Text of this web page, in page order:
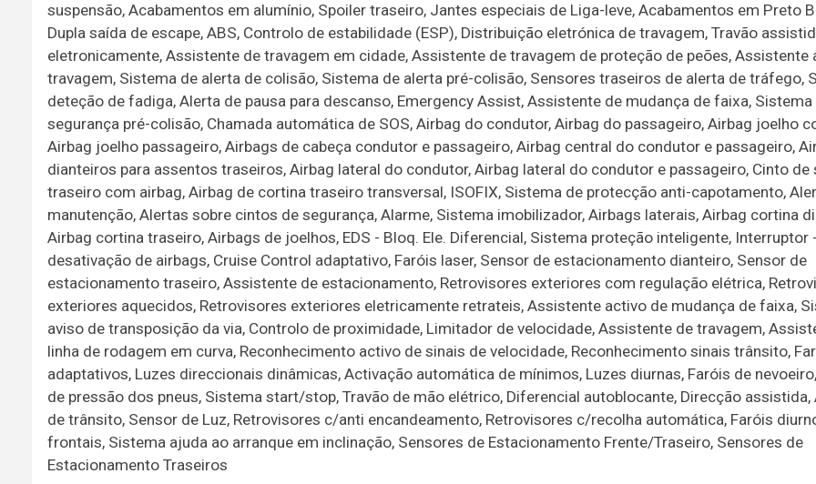
suspensão, Acabamentos em alumínio, Spoiler traseiro, Jantes especiais de Liga-leve, Acabamentos em Preto
Dupla saída de escape, ABS, Controlo de estabilidade (ESP), Distribuição eletrónica de travagem, Travão
eletronicamente, Assistente de travagem em cidade, Assistente de travagem de proteção de peões, Assistente
travagem, Sistema de alerta de colisão, Sistema de alerta pré-colisão, Sensores traseiros de alerta de tráfego,
deteção de fadiga, Alerta de pausa para descanso, Emergency Assist, Assistente de mudança de faixa, Sistema
segurança pré-colisão, Chamada automática de SOS, Airbag do condutor, Airbag do passageiro, Airbag joelho
Airbag joelho passageiro, Airbags de cabeça condutor e passageiro, Airbag central do condutor e passageiro,
dianteiros para assentos traseiros, Airbag lateral do condutor, Airbag lateral do condutor e passageiro, Cinto de
traseiro com airbag, Airbag de cortina traseiro transversal, ISOFIX, Sistema de protecção anti-capotamento,
manutenção, Alertas sobre cintos de segurança, Alarme, Sistema imobilizador, Airbags laterais, Airbag cortina
Airbag cortina traseiro, Airbags de joelhos, EDS - Bloq. Ele. Diferencial, Sistema proteção inteligente, Interruptor
desativação de airbags, Cruise Control adaptativo, Faróis laser, Sensor de estacionamento dianteiro, Sensor de
estacionamento traseiro, Assistente de estacionamento, Retrovisores exteriores com regulação elétrica,
exteriores aquecidos, Retrovisores exteriores eletricamente retrateis, Assistente activo de mudança de faixa,
aviso de transposição da via, Controlo de proximidade, Limitador de velocidade, Assistente de travagem,
linha de rodagem em curva, Reconhecimento activo de sinais de velocidade, Reconhecimento sinais trânsito,
adaptativos, Luzes direccionais dinâmicas, Activação automática de mínimos, Luzes diurnas, Faróis de
de pressão dos pneus, Sistema start/stop, Travão de mão elétrico, Diferencial autoblocante, Direcção
de trânsito, Sensor de Luz, Retrovisores c/anti encandeamento, Retrovisores c/recolha automática, Faróis
frontais, Sistema ajuda ao arranque em inclinação, Sensores de Estacionamento Frente/Traseiro, Sensores de
Estacionamento Traseiros